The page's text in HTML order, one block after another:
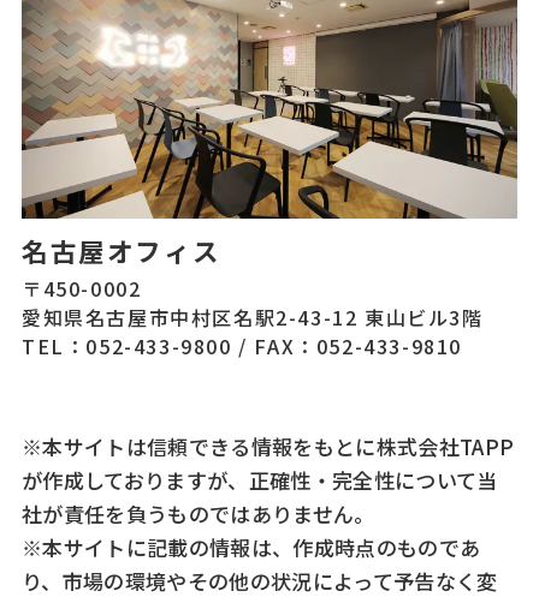
名古屋オフィス
〒450-0002
愛知県名古屋市中村区名駅2-43-12 東山ビル3階
TEL：052-433-9800 / FAX：052-433-9810
※本サイトは信頼できる情報をもとに株式会社TAPP
が作成しておりますが、正確性・完全性について当
社が責任を負うものではありません。
※本サイトに記載の情報は、作成時点のものであ
り、市場の環境やその他の状況によって予告なく変